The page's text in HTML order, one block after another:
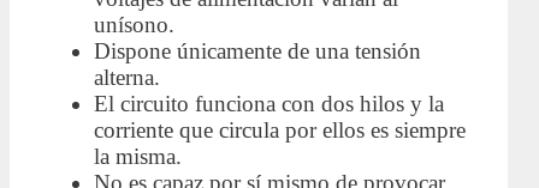
unísono.
Dispone únicamente de una tensión
alterna.
El circuito funciona con dos hilos y la
corriente que circula por ellos es siempre
la misma.
No es capaz por sí mismo de provocar